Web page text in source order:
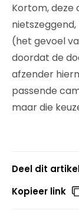
Kortom, deze
(het gevoel
doordat de
afzender
passende
maar die
Deel dit
Kopieer link